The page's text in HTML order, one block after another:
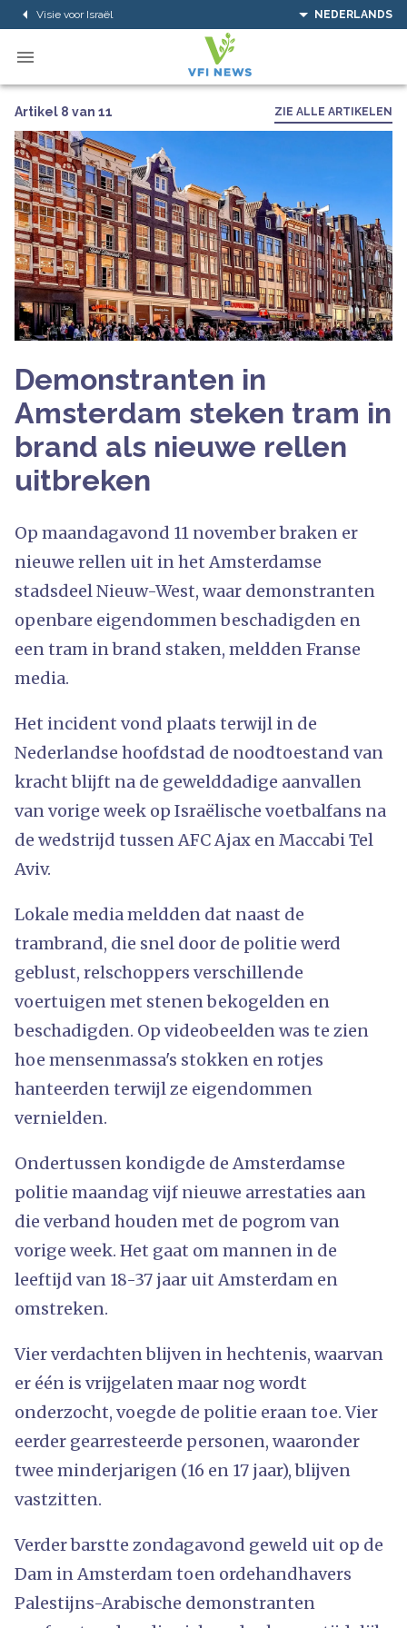
Visie voor Israël NEDERLANDS
Artikel 8 van 11 ZIE ALLE ARTIKELEN
Demonstranten in
Amsterdam steken tram in
brand als nieuwe rellen
uitbreken
Op maandagavond 11 november braken er
nieuwe rellen uit in het Amsterdamse
stadsdeel Nieuw-West, waar demonstranten
openbare eigendommen beschadigden en
een tram in brand staken, meldden Franse
media.
Het incident vond plaats terwijl in de
Nederlandse hoofdstad de noodtoestand van
kracht blijft na de gewelddadige aanvallen
van vorige week op Israëlische voetbalfans na
de wedstrijd tussen AFC Ajax en Maccabi Tel
Aviv.
Lokale media meldden dat naast de
trambrand, die snel door de politie werd
geblust, relschoppers verschillende
voertuigen met stenen bekogelden en
beschadigden. Op videobeelden was te zien
hoe mensenmassa's stokken en rotjes
hanteerden terwijl ze eigendommen
vernielden.
Ondertussen kondigde de Amsterdamse
politie maandag vijf nieuwe arrestaties aan
die verband houden met de pogrom van
vorige week. Het gaat om mannen in de
leeftijd van 18-37 jaar uit Amsterdam en
omstreken.
Vier verdachten blijven in hechtenis, waarvan
er één is vrijgelaten maar nog wordt
onderzocht, voegde de politie eraan toe. Vier
eerder gearresteerde personen, waaronder
twee minderjarigen (16 en 17 jaar), blijven
vastzitten.
Verder barstte zondagavond geweld uit op de
Dam in Amsterdam toen ordehandhavers
Palestijns-Arabische demonstranten